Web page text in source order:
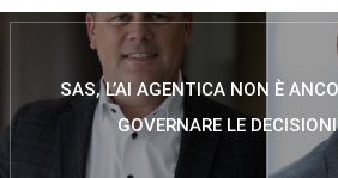
SAS, L’AI AGENTICA NON È
GOVERNARE LE